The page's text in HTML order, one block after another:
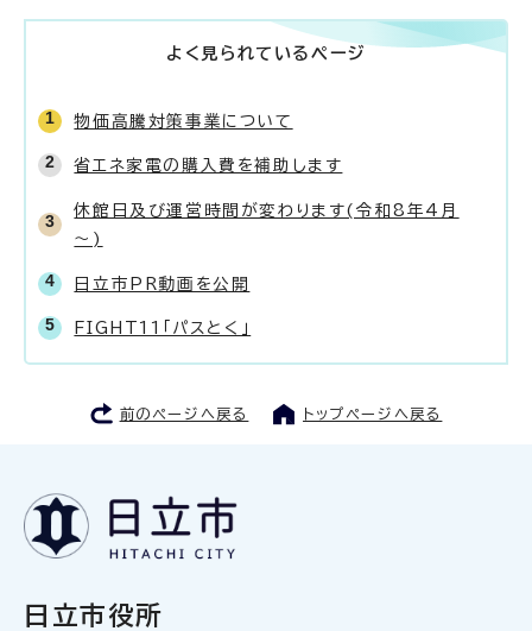
よく見られているページ
物価高騰対策事業について
省エネ家電の購入費を補助します
休館日及び運営時間が変わります(令和8年4月
～)
日立市PR動画を公開
FIGHT11「パスとく」
前のページへ戻る トップページへ戻る
日立市役所